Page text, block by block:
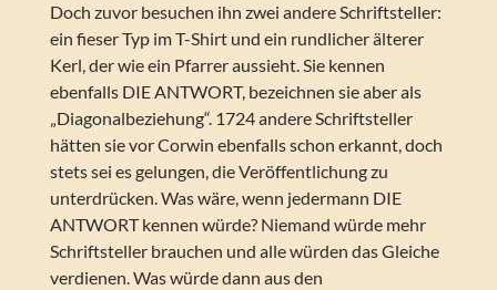
Doch zuvor besuchen ihn zwei andere Schriftsteller:
ein fieser Typ im T-Shirt und ein rundlicher älterer
Kerl, der wie ein Pfarrer aussieht. Sie kennen
ebenfalls DIE ANTWORT, bezeichnen sie aber als
„Diagonalbeziehung“. 1724 andere Schriftsteller
hätten sie vor Corwin ebenfalls schon erkannt, doch
stets sei es gelungen, die Veröffentlichung zu
unterdrücken. Was wäre, wenn jedermann DIE
ANTWORT kennen würde? Niemand würde mehr
Schriftsteller brauchen und alle würden das Gleiche
verdienen. Was würde dann aus den